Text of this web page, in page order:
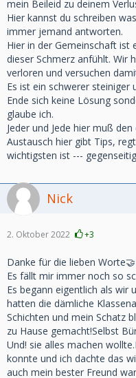
mein Beileid zu deinem
Hier kannst du schreiben
immer jemand antworten.
Hier in der Gemeinschaft ist
dieser Schmerz anfühlt. Wir
verloren und versuchen
Es ist ein schwerer steiniger
Ende sich keine Lösung
glaube ich.
Jeder und Jede hier muß
Austausch hier gibt Tips,
wichtigsten ist ---
Nick
2. Oktober 2022 +3
Danke für die lieben Worte🤝
Es fällt mir immer noch so
Es begann eigentlich als wir
hatten die dämliche
Schichten und mein Schatz
zu Hause gemacht!Selbst
Und! sie alles machen
konnte und ich dachte das
auch mein bester Freund